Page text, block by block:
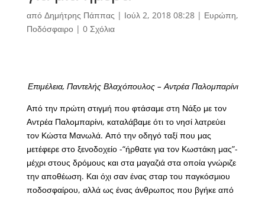
από Δημήτρης Πάππας | Ιούλ 2, 2018 08:28| Ευρώπη,
Ποδόσφαιρο| 0 Σχόλια
Επιμέλεια, Παντελής Βλαχόπουλος – Αντρέα Παλομπαρίνι
Από την πρώτη στιγμή που φτάσαμε στη Νάξο με τον
Αντρέα Παλομπαρίνι, καταλάβαμε ότι το νησί λατρεύει
τον Κώστα Μανωλά. Από την οδηγό ταξί που μας
μετέφερε στο ξενοδοχείο -“ήρθατε για τον Κωστάκη μας”-
μέχρι στους δρόμους και στα μαγαζιά στα οποία γνώριζε
την αποθέωση. Και όχι σαν ένας σταρ του παγκόσμιου
ποδοσφαίρου, αλλά ως ένας άνθρωπος που βγήκε από